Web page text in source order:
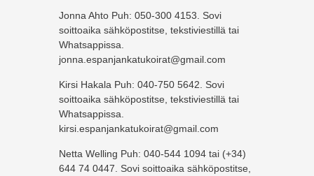
Jonna Ahto Puh: 050-300 4153. Sovi
soittoaika sähköpostitse, tekstiviestillä tai
Whatsappissa.
jonna.espanjankatukoirat@gmail.com
Kirsi Hakala Puh: 040-750 5642. Sovi
soittoaika sähköpostitse, tekstiviestillä tai
Whatsappissa.
kirsi.espanjankatukoirat@gmail.com
Netta Welling Puh: 040-544 1094 tai (+34)
644 74 0447. Sovi soittoaika sähköpostitse,